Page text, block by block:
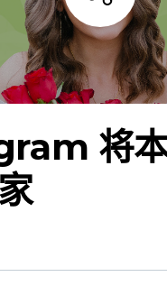
试听
将